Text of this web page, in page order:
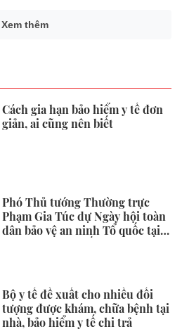
Xem thêm
Cách gia hạn bảo hiểm y tế đơn
giản, ai cũng nên biết
Phó Thủ tướng Thường trực
Phạm Gia Túc dự Ngày hội toàn
dân bảo vệ an ninh Tổ quốc tại
Bộ y tế đề xuất cho nhiều đối
tượng được khám, chữa bệnh tại
nhà, bảo hiểm y tế chi trả